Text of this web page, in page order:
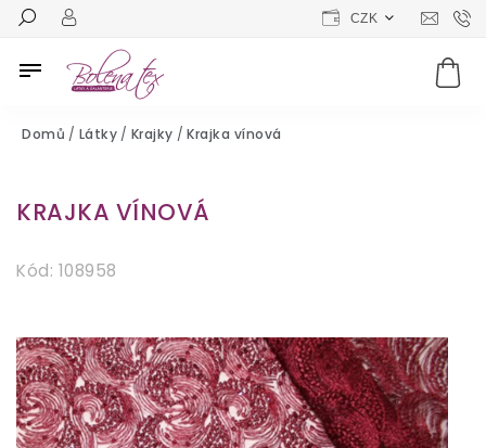
CZK
Domů / Látky / Krajky / Krajka vínová
KRAJKA VÍNOVÁ
Kód: 108958